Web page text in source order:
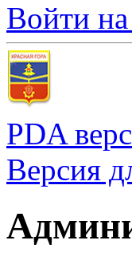
Войти на
PDA
Версия